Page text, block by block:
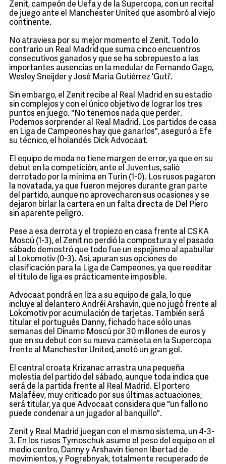
Zenit, campeón de Uefa y de la Supercopa, con un recital
de juego ante el Manchester United que asombró al viejo
continente.
No atraviesa por su mejor momento el Zenit. Todo lo
contrario un Real Madrid que suma cinco encuentros
consecutivos ganados y que se ha sobrepuesto a las
importantes ausencias en la medular de Fernando Gago,
Wesley Sneijder y José María Gutiérrez 'Guti'.
Sin embargo, el Zenit recibe al Real Madrid en su estadio
sin complejos y con el único objetivo de lograr los tres
puntos en juego. "No tenemos nada que perder.
Podemos sorprender al Real Madrid. Los partidos de casa
en Liga de Campeones hay que ganarlos", aseguró a Efe
su técnico, el holandés Dick Advocaat.
El equipo de moda no tiene margen de error, ya que en su
debut en la competición, ante el Juventus, salió
derrotado por la mínima en Turín (1-0). Los rusos pagaron
la novatada, ya que fueron mejores durante gran parte
del partido, aunque no aprovecharon sus ocasiones y se
dejaron birlar la cartera en un falta directa de Del Piero
sin aparente peligro.
Pese a esa derrota y el tropiezo en casa frente al CSKA
Moscú (1-3), el Zenit no perdió la compostura y el pasado
sábado demostró que todo fue un espejismo al apabullar
al Lokomotiv (0-3). Así, apuran sus opciones de
clasificación para la Liga de Campeones, ya que reeditar
el título de liga es prácticamente imposible.
Advocaat pondrá en liza a su equipo de gala, lo que
incluye al delantero Andréi Arshavin, que no jugó frente al
Lokomotiv por acumulación de tarjetas. También será
titular el portugués Danny, fichado hace sólo unas
semanas del Dinamo Moscú por 30 millones de euros y
que en su debut con su nueva camiseta en la Supercopa
frente al Manchester United, anotó un gran gol.
El central croata Krizanac arrastra una pequeña
molestia del partido del sábado, aunque toda indica que
será de la partida frente al Real Madrid. El portero
Malaféev, muy criticado por sus últimas actuaciones,
será titular, ya que Advocaat considera que "un fallo no
puede condenar a un jugador al banquillo".
Zenit y Real Madrid juegan con el mismo sistema, un 4-3-
3. En los rusos Tymoschuk asume el peso del equipo en el
medio centro, Danny y Arshavin tienen libertad de
movimientos, y Pogrebnyak, totalmente recuperado de